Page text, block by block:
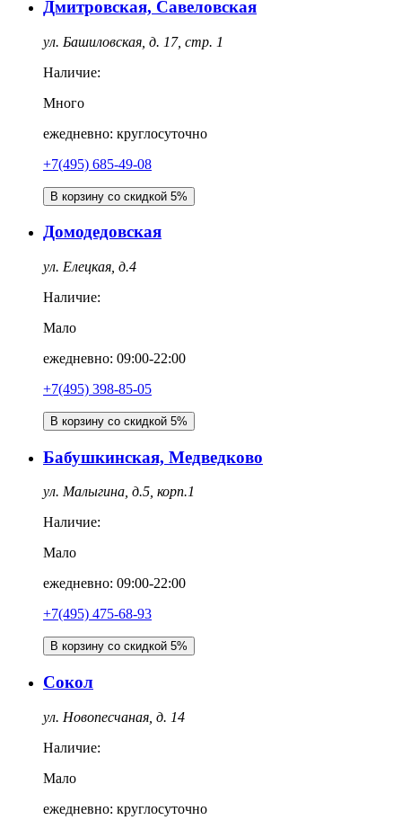
Дмитровская, Савеловская
ул. Башиловская, д. 17, стр. 1
Наличие:
Много
ежедневно: круглосуточно
+7(495) 685-49-08
В корзину со скидкой 5%
Домодедовская
ул. Елецкая, д.4
Наличие:
Мало
ежедневно: 09:00-22:00
+7(495) 398-85-05
В корзину со скидкой 5%
Бабушкинская, Медведково
ул. Малыгина, д.5, корп.1
Наличие:
Мало
ежедневно: 09:00-22:00
+7(495) 475-68-93
В корзину со скидкой 5%
Сокол
ул. Новопесчаная, д. 14
Наличие:
Мало
ежедневно: круглосуточно